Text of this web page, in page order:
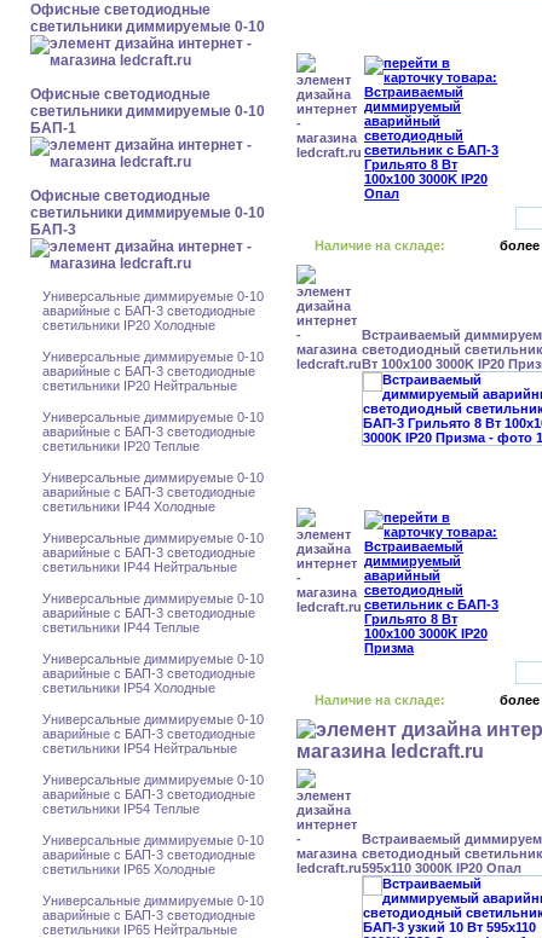
Офисные светодиодные
светильники диммируемые 0-10
Офисные светодиодные
светильники диммируемые 0-10
БАП-1
Офисные светодиодные
светильники диммируемые 0-10
БАП-3
Универсальные диммируемые 0-10
аварийные с БАП-3 светодиодные
светильники IP20 Холодные
Универсальные диммируемые 0-10
аварийные с БАП-3 светодиодные
светильники IP20 Нейтральные
Универсальные диммируемые 0-10
аварийные с БАП-3 светодиодные
светильники IP20 Теплые
Универсальные диммируемые 0-10
аварийные с БАП-3 светодиодные
светильники IP44 Холодные
Универсальные диммируемые 0-10
аварийные с БАП-3 светодиодные
светильники IP44 Нейтральные
Универсальные диммируемые 0-10
аварийные с БАП-3 светодиодные
светильники IP44 Теплые
Универсальные диммируемые 0-10
аварийные с БАП-3 светодиодные
светильники IP54 Холодные
Универсальные диммируемые 0-10
аварийные с БАП-3 светодиодные
светильники IP54 Нейтральные
Универсальные диммируемые 0-10
аварийные с БАП-3 светодиодные
светильники IP54 Теплые
Универсальные диммируемые 0-10
аварийные с БАП-3 светодиодные
светильники IP65 Холодные
Универсальные диммируемые 0-10
аварийные с БАП-3 светодиодные
светильники IP65 Нейтральные
Наличие на складе: более
Встраиваемый
светодиодный
Вт 100x100 3000K IP20
Наличие на складе: более
Встраиваемый
светодиодный
595x110 3000К IP20 Опал